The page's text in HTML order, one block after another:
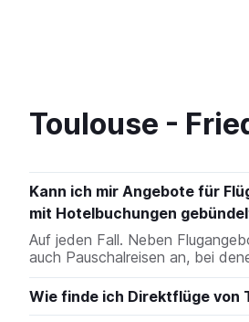
Toulouse -
Kann ich mir Angebote für
mit Hotelbuchungen
Auf jeden Fall. Neben
auch Pauschalreisen an, bei
Wie finde ich Direktflüge von